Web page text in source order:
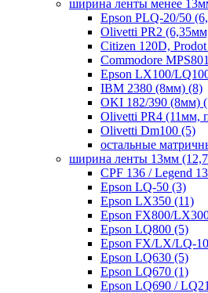
ширина ленты менее
Epson PLQ-20/50
Olivetti PR2
Citizen 120D,
Commodore
Epson LX100/
IBM 2380 (8мм) (8)
OKI 182/390 (8мм)
Olivetti PR4 (11мм,
Olivetti Dm100 (5)
остальные
ширина ленты 13мм
CPF 136 / Legend
Epson LQ-50 (3)
Epson LX350 (11)
Epson FX800/
Epson LQ800 (5)
Epson FX/LX/LQ-
Epson LQ630 (5)
Epson LQ670 (1)
Epson LQ690 /